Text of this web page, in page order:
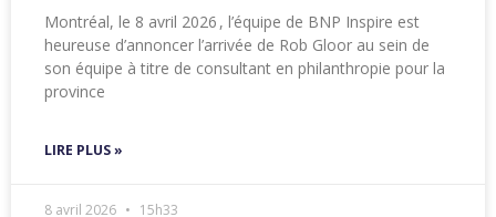
Montréal, le 8 avril 2026 , l’équipe de BNP Inspire est
heureuse d’annoncer l’arrivée de Rob Gloor au sein de
son équipe à titre de consultant en philanthropie pour la
province
LIRE PLUS »
8 avril 2026 15h33